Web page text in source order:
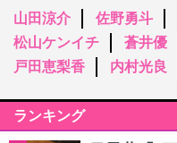
山田涼介 佐野勇斗
松山ケンイチ
蒼井優
戸田恵梨香
内村光良
ランキング